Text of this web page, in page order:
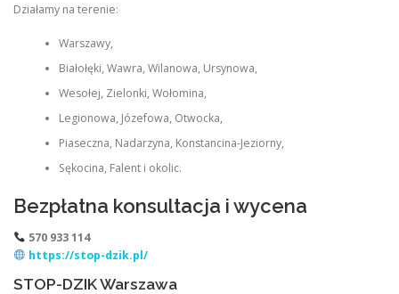
Działamy na terenie:
Warszawy,
Białołęki, Wawra, Wilanowa, Ursynowa,
Wesołej, Zielonki, Wołomina,
Legionowa, Józefowa, Otwocka,
Piaseczna, Nadarzyna, Konstancina-Jeziorny,
Sękocina, Falent i okolic.
Bezpłatna konsultacja i wycena
570 933 114
https://stop-dzik.pl/
STOP-DZIK Warszawa